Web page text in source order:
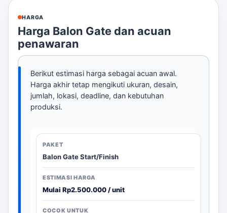
HARGA
Harga Balon Gate dan acuan
penawaran
Berikut estimasi harga sebagai acuan awal.
Harga akhir tetap mengikuti ukuran, desain,
jumlah, lokasi, deadline, dan kebutuhan
produksi.
Balon Gate Start/Finish
Mulai Rp2.500.000 / unit